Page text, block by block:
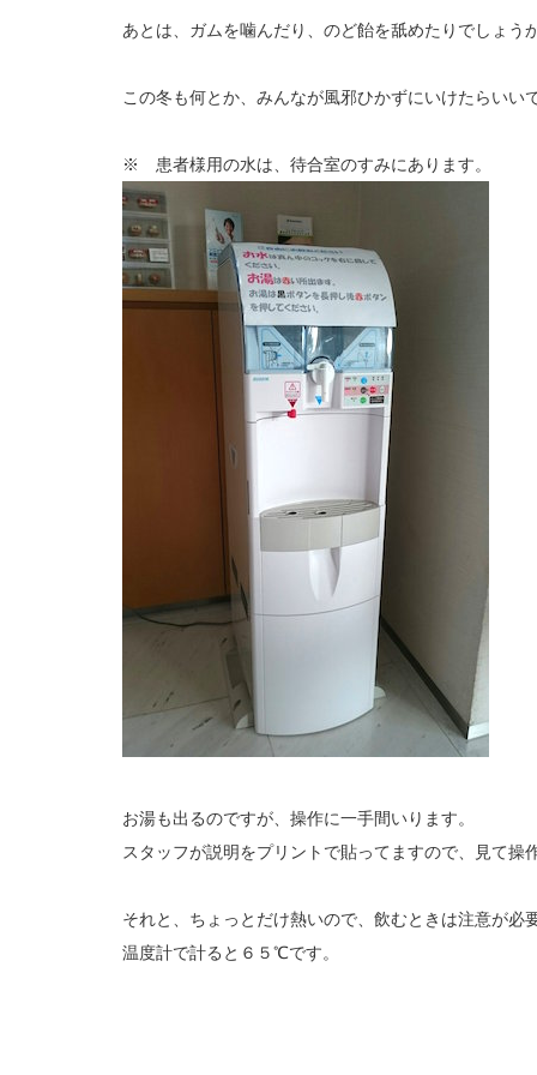
あとは、ガムを噛んだり、のど飴を舐めたりでしょうか
この冬も何とか、みんなが風邪ひかずにいけたらいいで
※ 患者様用の水は、待合室のすみにあります。
お湯も出るのですが、操作に一手間いります。
スタッフが説明をプリントで貼ってますので、見て操
それと、ちょっとだけ熱いので、飲むときは注意が必
温度計で計ると６５℃です。